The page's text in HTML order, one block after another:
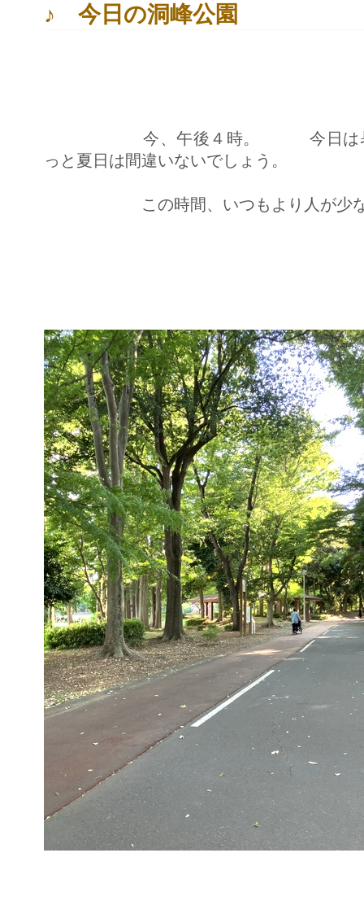
い
普
は
♪ 今日の洞峰公園
今、午後４時。 今日は暑
っと夏日は間違いないでしょう。
この時間、いつもより人が少な